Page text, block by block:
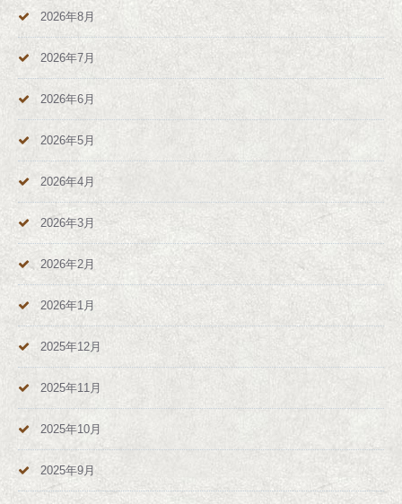
2026年8月
2026年7月
2026年6月
2026年5月
2026年4月
2026年3月
2026年2月
2026年1月
2025年12月
2025年11月
2025年10月
2025年9月